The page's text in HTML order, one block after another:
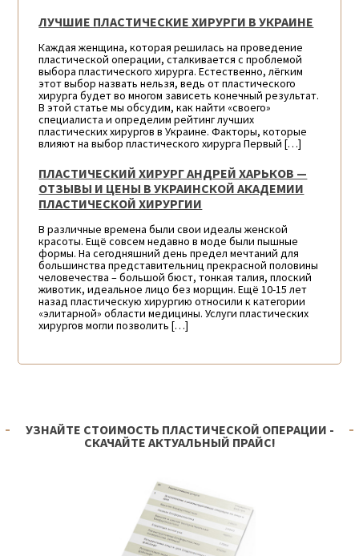
ЛУЧШИЕ ПЛАСТИЧЕСКИЕ ХИРУРГИ В УКРАИНЕ
Каждая женщина, которая решилась на проведение
пластической операции, сталкивается с проблемой
выбора пластического хирурга. Естественно, лёгким
этот выбор назвать нельзя, ведь от пластического
хирурга будет во многом зависеть конечный результат.
В этой статье мы обсудим, как найти «своего»
специалиста и определим рейтинг лучших
пластических хирургов в Украине. Факторы, которые
влияют на выбор пластического хирурга Первый […]
ПЛАСТИЧЕСКИЙ ХИРУРГ АНДРЕЙ ХАРЬКОВ —
ОТЗЫВЫ И ЦЕНЫ В УКРАИНСКОЙ АКАДЕМИИ
ПЛАСТИЧЕСКОЙ ХИРУРГИИ
В различные времена были свои идеалы женской
красоты. Ещё совсем недавно в моде были пышные
формы. На сегодняшний день предел мечтаний для
большинства представительниц прекрасной половины
человечества – большой бюст, тонкая талия, плоский
животик, идеальное лицо без морщин. Ещё 10-15 лет
назад пластическую хирургию относили к категории
«элитарной» области медицины. Услуги пластических
хирургов могли позволить […]
УЗНАЙТЕ СТОИМОСТЬ ПЛАСТИЧЕСКОЙ ОПЕРАЦИИ -
СКАЧАЙТЕ АКТУАЛЬНЫЙ ПРАЙС!